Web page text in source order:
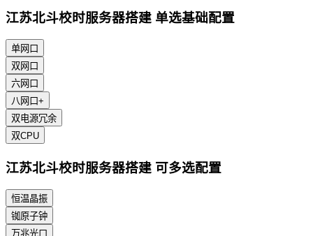
江苏北斗校时服务器搭建 单选基础配置
单网口
双网口
六网口
八网口+
双电源冗余
双CPU
江苏北斗校时服务器搭建 可多选配置
恒温晶振
铷原子钟
万兆光口